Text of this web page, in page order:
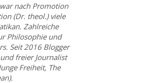
nach Promotion
(Dr. theol.) viele
Zahlreiche
Philosophie und
Seit 2016 Blogger
freier Journalist
Freiheit, The